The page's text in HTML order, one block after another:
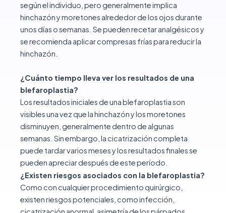
según el individuo, pero generalmente implica
hinchazón y moretones alrededor de los ojos durante
unos días o semanas. Se pueden recetar analgésicos y
se recomienda aplicar compresas frías para reducir la
hinchazón.
¿Cuánto tiempo lleva ver los resultados de una
blefaroplastia?
Los resultados iniciales de una blefaroplastia son
visibles una vez que la hinchazón y los moretones
disminuyen, generalmente dentro de algunas
semanas. Sin embargo, la cicatrización completa
puede tardar varios meses y los resultados finales se
pueden apreciar después de este período.
¿Existen riesgos asociados con la blefaroplastia?
Como con cualquier procedimiento quirúrgico,
existen riesgos potenciales, como infección,